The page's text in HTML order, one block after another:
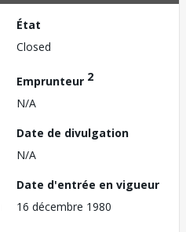
État
Closed
Emprunteur 2
N/A
Date de divulgation
N/A
Date d'entrée en vigueur
16 décembre 1980